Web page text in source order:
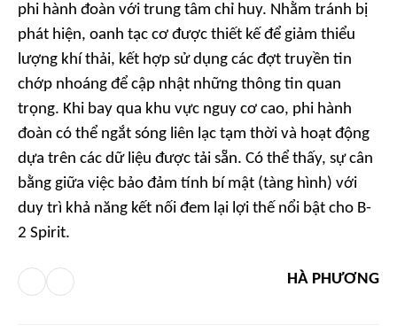
phi hành đoàn với trung tâm chỉ huy. Nhằm tránh bị
phát hiện, oanh tạc cơ được thiết kế để giảm thiểu
lượng khí thải, kết hợp sử dụng các đợt truyền tin
chớp nhoáng để cập nhật những thông tin quan
trọng. Khi bay qua khu vực nguy cơ cao, phi hành
đoàn có thể ngắt sóng liên lạc tạm thời và hoạt động
dựa trên các dữ liệu được tải sẵn. Có thể thấy, sự cân
bằng giữa việc bảo đảm tính bí mật (tàng hình) với
duy trì khả năng kết nối đem lại lợi thế nổi bật cho B-
2 Spirit.
HÀ PHƯƠNG